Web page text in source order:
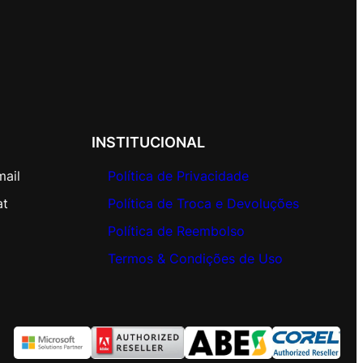
INSTITUCIONAL
Política de Privacidade
Política de Troca e Devoluções
Política de Reembolso
Termos & Condições de Uso